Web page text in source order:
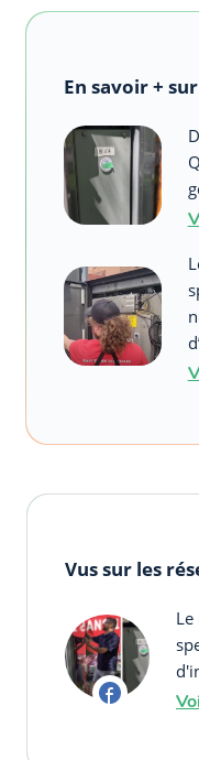
En savoir +
Vus sur les